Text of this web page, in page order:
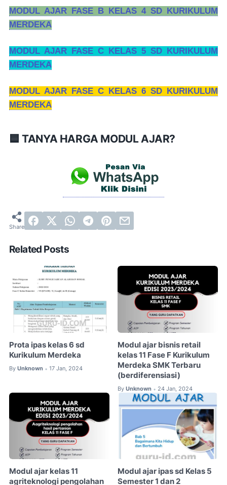
MODUL AJAR FASE B KELAS 4 SD KURIKULUM
MERDEKA
MODUL AJAR FASE C KELAS 5 SD KURIKULUM
MERDEKA
MODUL AJAR FASE C KELAS 6 SD KURIKULUM
MERDEKA
🟦 TANYA HARGA MODUL AJAR?
Related Posts
Prota ipas kelas 6 sd
Kurikulum Merdeka
By Unknown • 17 Jan, 2024
Modul ajar bisnis retail
kelas 11 Fase F Kurikulum
Merdeka SMK Terbaru
(berdiferensiasi)
By Unknown • 24 Jan, 2024
Modul ajar kelas 11
agriteknologi pengolahan
Modul ajar ipas sd Kelas 5
Semester 1 dan 2